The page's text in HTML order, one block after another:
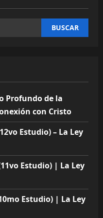
Profundo de la
con Cristo
Estudio) – La Ley
Estudio) | La Ley
Estudio) | La Ley